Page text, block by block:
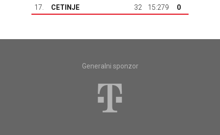
17.
CETINJE 32 15:279 0
Generalni sponzor